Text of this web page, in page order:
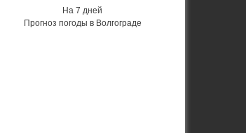
На 7 дней
Прогноз погоды в Волгограде